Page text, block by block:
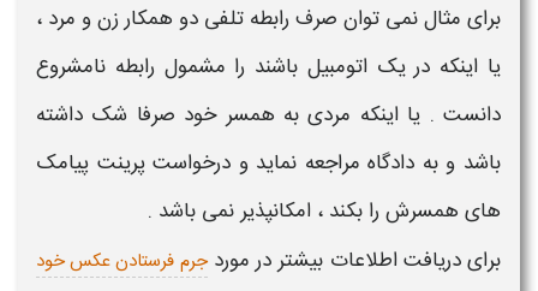
برای مثال نمی توان صرف رابطه تلفی دو همکار زن و مرد ،
یا اینکه در یک اتومبیل باشند را مشمول رابطه نامشروع
دانست . یا اینکه مردی به همسر خود صرفا شک داشته
باشد و به دادگاه مراجعه نماید و درخواست پرینت پیامک
های همسرش را بکند ، امکانپذیر نمی باشد .
برای دریافت اطلاعات بیشتر در موردجرم فرستادن عکس خود